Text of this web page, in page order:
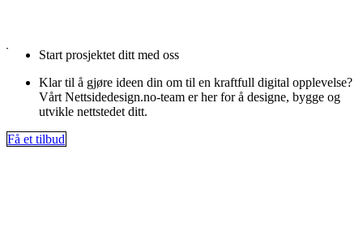
Start prosjektet ditt med oss
Klar til å gjøre ideen din om til en kraftfull digital opplevelse?
Vårt Nettsidedesign.no-team er her for å designe, bygge og
utvikle nettstedet ditt.
Få et tilbud